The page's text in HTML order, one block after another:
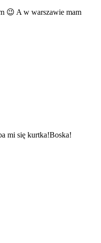
😉 A w warszawie mam
mi się kurtka!Boska!